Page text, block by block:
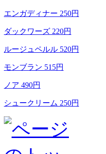
エンガディナー 250円
ダックワーズ 220円
ルージュペルル 520円
モンブラン 515円
ノア 490円
シュークリーム 250円